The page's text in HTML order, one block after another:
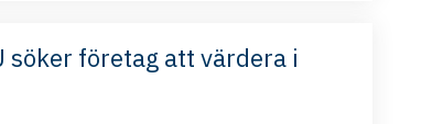
företag att värdera i